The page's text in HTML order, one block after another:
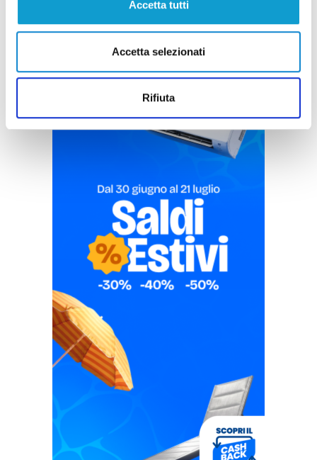
Accetta tutti
Accetta selezionati
Rifiuta
Pubblicità